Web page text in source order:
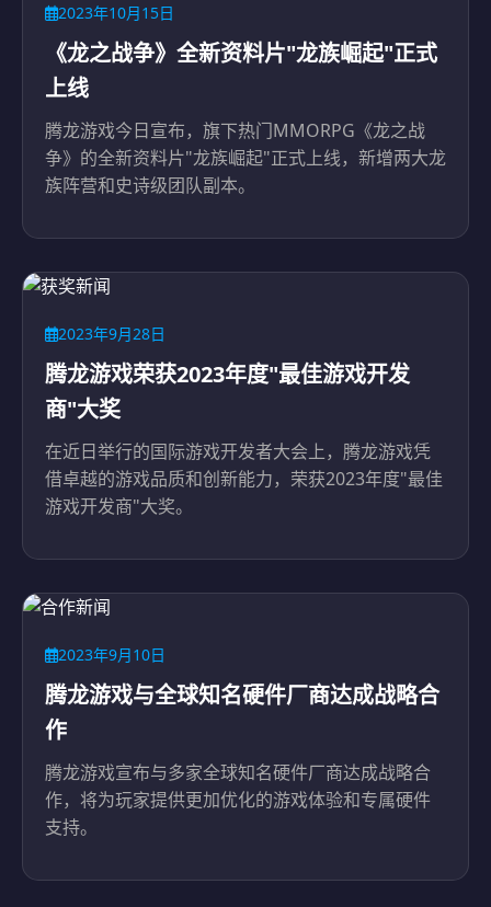
2023年10月15日
《龙之战争》全新资料片"龙族崛起"正式
上线
腾龙游戏今日宣布，旗下热门MMORPG《龙之战
争》的全新资料片"龙族崛起"正式上线，新增两大龙
族阵营和史诗级团队副本。
2023年9月28日
腾龙游戏荣获2023年度"最佳游戏开发
商"大奖
在近日举行的国际游戏开发者大会上，腾龙游戏凭
借卓越的游戏品质和创新能力，荣获2023年度"最佳
游戏开发商"大奖。
2023年9月10日
腾龙游戏与全球知名硬件厂商达成战略合
作
腾龙游戏宣布与多家全球知名硬件厂商达成战略合
作，将为玩家提供更加优化的游戏体验和专属硬件
支持。